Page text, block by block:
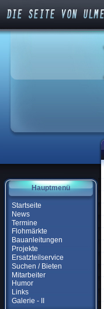
Hauptmenü
Startseite
News
Termine
Flohmärkte
Bauanleitungen
Projekte
Ersatzteilservice
Suchen / Bieten
Mitarbeiter
Humor
Links
Galerie - II